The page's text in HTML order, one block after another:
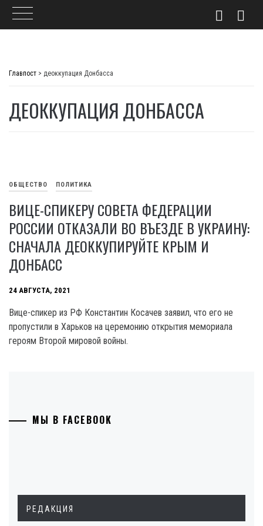
Главпост > деоккупация Донбасса
ДЕОККУПАЦИЯ ДОНБАССА
ОБЩЕСТВО ПОЛИТИКА
ВИЦЕ-СПИКЕРУ СОВЕТА ФЕДЕРАЦИИ
РОССИИ ОТКАЗАЛИ ВО ВЪЕЗДЕ В УКРАИНУ:
СНАЧАЛА ДЕОККУПИРУЙТЕ КРЫМ И
ДОНБАСС
24 АВГУСТА, 2021
Вице-спикер из РФ Константин Косачев заявил, что его не
пропустили в Харьков на церемонию открытия мемориала
героям Второй мировой войны.
МЫ В FACEBOOK
РЕДАКЦИЯ